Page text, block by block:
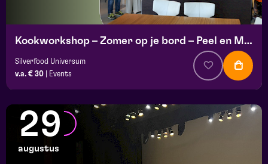
Kookworkshop – Zomer op je bord – Peel en Maas
Silverfood Universum
v.a. € 30
Events
29
augustus